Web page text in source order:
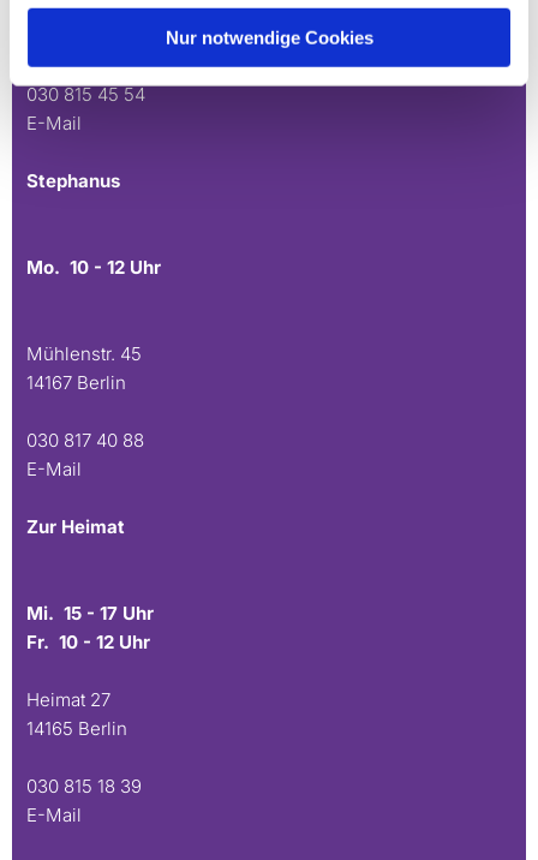
Nur notwendige Cookies
Andréezeile 21-23
030 815 45 54
E-Mail
Stephanus
Mo. 10 - 12 Uhr
Mühlenstr. 45
14167 Berlin
030 817 40 88
E-Mail
Zur Heimat
Mi. 15 - 17 Uhr
Fr. 10 - 12 Uhr
Heimat 27
14165 Berlin
030 815 18 39
E-Mail